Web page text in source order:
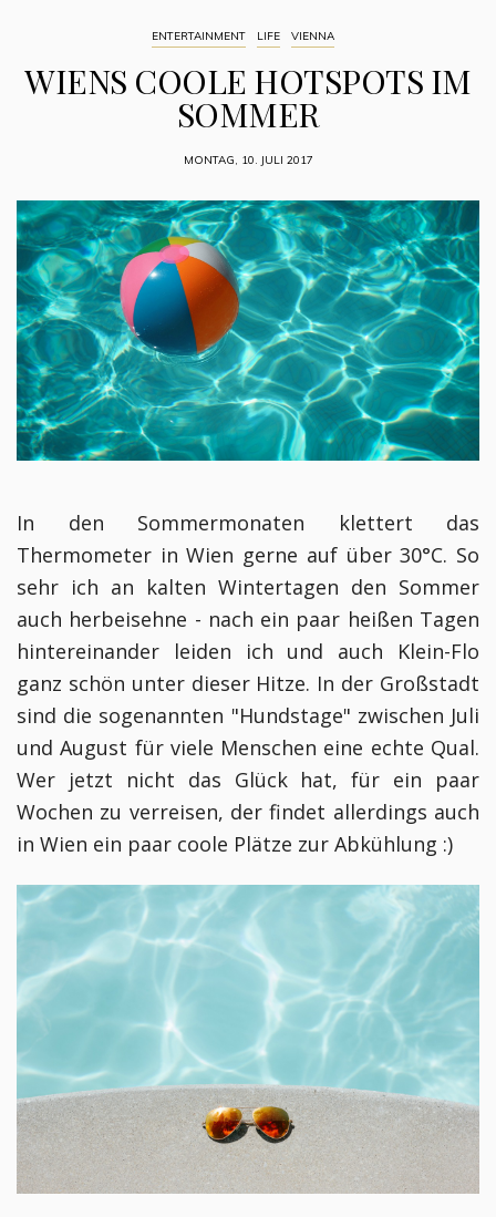
ENTERTAINMENT LIFE VIENNA
WIENS COOLE HOTSPOTS IM
SOMMER
MONTAG, 10. JULI 2017
In den Sommermonaten klettert das
Thermometer in Wien gerne auf über 30°C. So
sehr ich an kalten Wintertagen den Sommer
auch herbeisehne - nach ein paar heißen Tagen
hintereinander leiden ich und auch Klein-Flo
ganz schön unter dieser Hitze. In der Großstadt
sind die sogenannten "Hundstage" zwischen Juli
und August für viele Menschen eine echte Qual.
Wer jetzt nicht das Glück hat, für ein paar
Wochen zu verreisen, der findet allerdings auch
in Wien ein paar coole Plätze zur Abkühlung :)